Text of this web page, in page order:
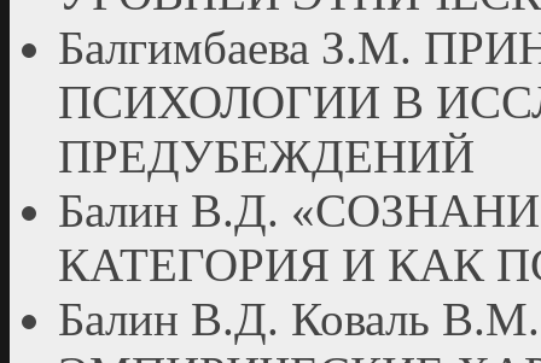
Балгимбаева З.М.
ПСИХОЛОГИИ В
ПРЕДУБЕЖДЕНИЙ
Балин В.Д.
КАТЕГОРИЯ И КАК
Балин В.Д. Коваль